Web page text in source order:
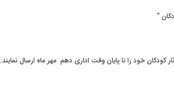
”
کودکان خود را تا پایان وقت اداری دهم مهر ماه ارسال نمایند.